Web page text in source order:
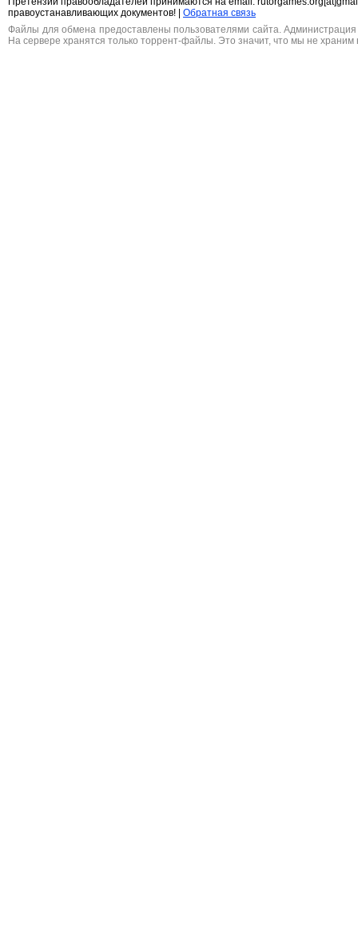
правоустанавливающих документов! |
Обратная связь
Файлы для обмена предоставлены пользователями сайта. Администрация
На сервере хранятся только торрент-файлы. Это значит, что мы не